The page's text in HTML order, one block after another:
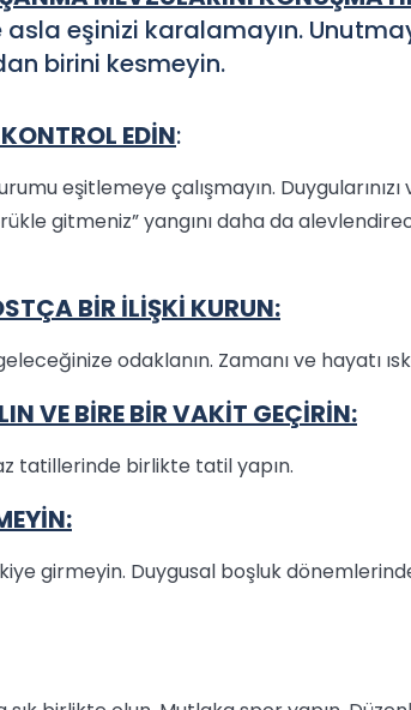
eşinizi karalamayın.
birini kesmeyin.
EDİN:
eşitlemeye çalışmayın.
gitmeniz” yangını daha da
BİR İLİŞKİ KURUN:
odaklanın. Zamanı ve hayatı
VE BİRE BİR VAKİT GEÇİRİN:
tatillerinde birlikte tatil yapın.
girmeyin. Duygusal boşluk